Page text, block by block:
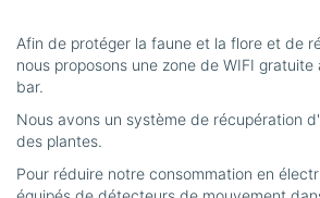
Afin de protéger la faune et la flore et de
nous proposons une zone de WIFI
bar.
Nous avons un système de récupération
des plantes.
Pour réduire notre consommation en